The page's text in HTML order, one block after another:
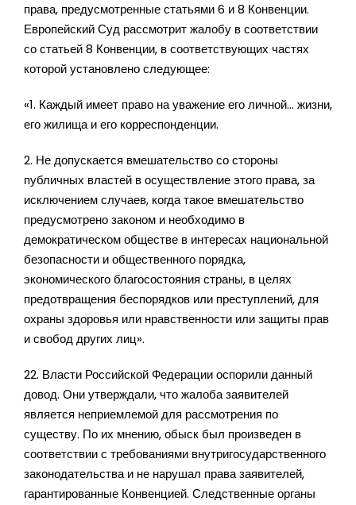
права, предусмотренные статьями 6 и 8 Конвенции.
Европейский Суд рассмотрит жалобу в соответствии
со статьей 8 Конвенции, в соответствующих частях
которой установлено следующее:
«1. Каждый имеет право на уважение его личной… жизни,
его жилища и его корреспонденции.
2. Не допускается вмешательство со стороны
публичных властей в осуществление этого права, за
исключением случаев, когда такое вмешательство
предусмотрено законом и необходимо в
демократическом обществе в интересах национальной
безопасности и общественного порядка,
экономического благосостояния страны, в целях
предотвращения беспорядков или преступлений, для
охраны здоровья или нравственности или защиты прав
и свобод других лиц».
22. Власти Российской Федерации оспорили данный
довод. Они утверждали, что жалоба заявителей
является неприемлемой для рассмотрения по
существу. По их мнению, обыск был произведен в
соответствии с требованиями внутригосударственного
законодательства и не нарушал права заявителей,
гарантированные Конвенцией. Следственные органы